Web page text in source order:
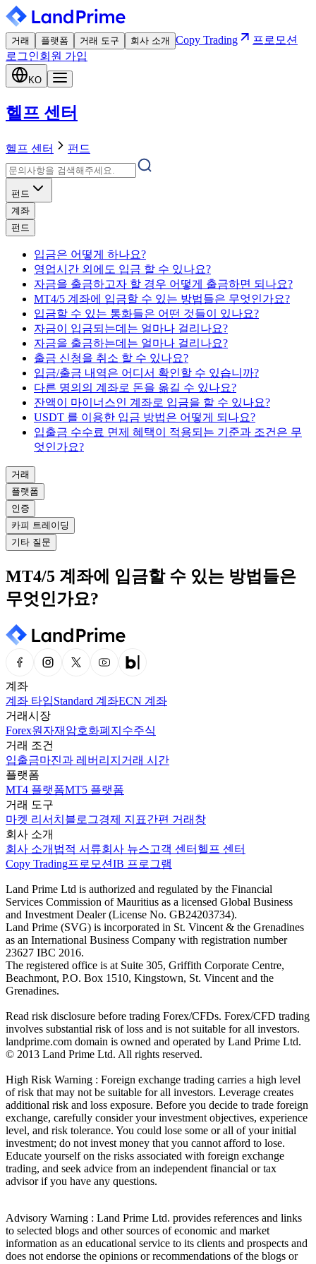
거래 플랫폼 거래 도구 회사 소개 Copy Trading
프로모션
로그인회원 가입
KO
헬프 센터
헬프 센터 펀드
펀드
계좌
펀드
입금은 어떻게 하나요?
영업시간 외에도 입금 할 수 있나요?
자금을 출금하고자 할 경우 어떻게 출금하면 되나요?
MT4/5 계좌에 입금할 수 있는 방법들은 무엇인가요?
입금할 수 있는 통화들은 어떤 것들이 있나요?
자금이 입금되는데는 얼마나 걸리나요?
자금을 출금하는데는 얼마나 걸리나요?
출금 신청을 취소 할 수 있나요?
입금/출금 내역은 어디서 확인할 수 있습니까?
다른 명의의 계좌로 돈을 옮길 수 있나요?
잔액이 마이너스인 계좌로 입금을 할 수 있나요?
USDT 를 이용한 입금 방법은 어떻게 되나요?
입출금 수수료 면제 혜택이 적용되는 기준과 조건은 무
엇인가요?
거래
플랫폼
인증
카피 트레이딩
기타 질문
MT4/5 계좌에 입금할 수 있는 방법들은
무엇인가요?
계좌
계좌 타입Standard 계좌ECN 계좌
거래시장
Forex원자재 암호화폐 지수주식
거래 조건
입출금마진과 레버리지 거래 시간
플랫폼
MT4 플랫폼MT5 플랫폼
거래 도구
마켓 리서치 블로그경제 지표간편 거래창
회사 소개
회사 소개 법적 서류회사 뉴스고객 센터 헬프 센터
Copy Trading프로모션IB 프로그램
Land Prime Ltd is authorized and regulated by the Financial
Services Commission of Mauritius as a licensed Global Business
and Investment Dealer (License No. GB24203734).
Land Prime (SVG) is incorporated in St. Vincent & the Grenadines
as an International Business Company with registration number
23627 IBC 2016.
The registered office is at Suite 305, Griffith Corporate Centre,
Beachmont, P.O. Box 1510, Kingstown, St. Vincent and the
Grenadines.
Read risk disclosure before trading Forex/CFDs. Forex/CFD trading
involves substantial risk of loss and is not suitable for all investors.
landprime.com domain is owned and operated by Land Prime Ltd.
© 2013 Land Prime Ltd. All rights reserved.
High Risk Warning : Foreign exchange trading carries a high level
of risk that may not be suitable for all investors. Leverage creates
additional risk and loss exposure. Before you decide to trade foreign
exchange, carefully consider your investment objectives, experience
level, and risk tolerance. You could lose some or all of your initial
investment; do not invest money that you cannot afford to lose.
Educate yourself on the risks associated with foreign exchange
trading, and seek advice from an independent financial or tax
advisor if you have any questions.
Advisory Warning : Land Prime Ltd. provides references and links
to selected blogs and other sources of economic and market
information as an educational service to its clients and prospects and
does not endorse the opinions or recommendations of the blogs or